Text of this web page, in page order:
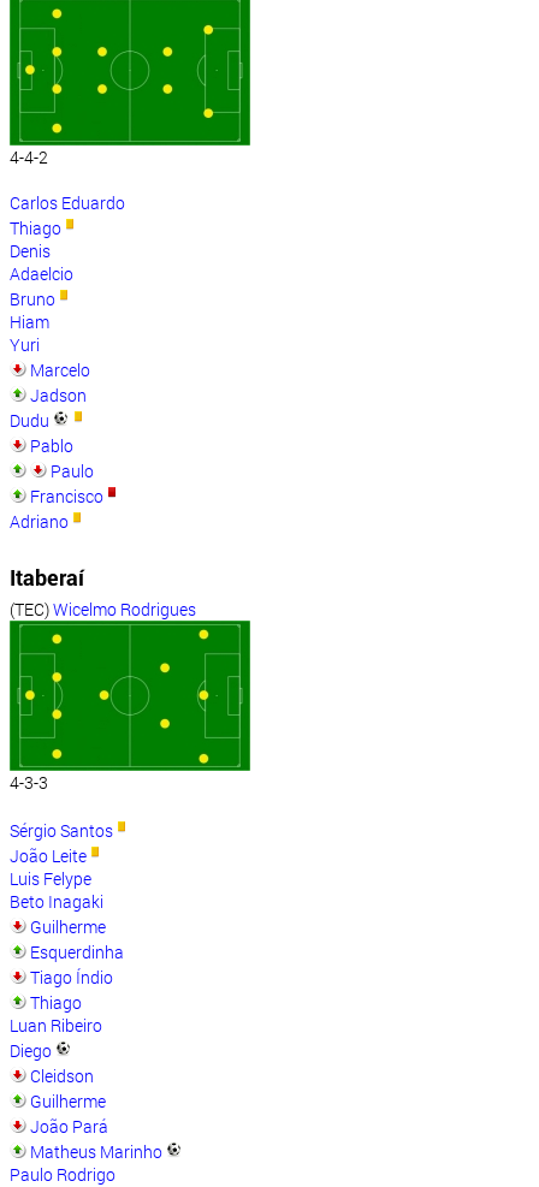
4-4-2
Carlos Eduardo
Thiago
Denis
Adaelcio
Bruno
Hiam
Yuri
Marcelo
Jadson
Dudu
Pablo
Paulo
Francisco
Adriano
Itaberaí
(TEC)Wicelmo Rodrigues
4-3-3
Sérgio Santos
João Leite
Luis Felype
Beto Inagaki
Guilherme
Esquerdinha
Tiago Índio
Thiago
Luan Ribeiro
Diego
Cleidson
Guilherme
João Pará
Matheus Marinho
Paulo Rodrigo